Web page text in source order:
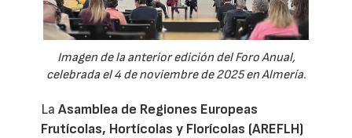
Imagen de la anterior edición del Foro Anual,
celebrada el 4 de noviembre de 2025 en Almería.
LaAsamblea de Regiones Europeas
Frutícolas, Hortícolas y Florícolas (AREFLH)